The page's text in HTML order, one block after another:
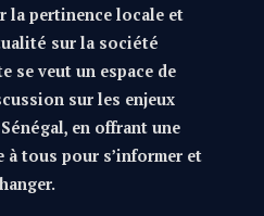
la pertinence locale et
sur la société
se veut un espace de
sur les enjeux
en offrant une
à tous pour s’informer et